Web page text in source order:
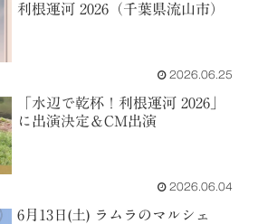
利根運河 2026（千葉県流山市）
2026.06.25
「水辺で乾杯！利根運河 2026」
に出演決定＆CM出演
2026.06.04
6月13日(土) ラムラのマルシェ